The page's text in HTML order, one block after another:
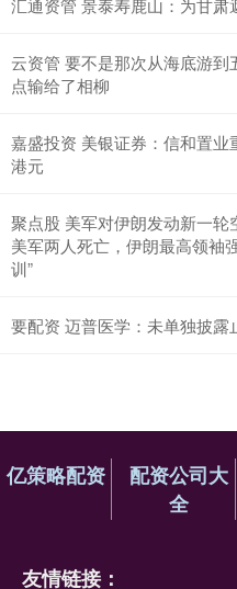
云资管 要不是那次从海底游
点输给了相柳
嘉盛投资 美银证券：信和置业
港元
聚点股 美军对伊朗发动新一轮
美军两人死亡，伊朗最高领袖
训”
要配资 迈普医学：未单独披露
亿策略配资
配资公司大
全
友情链接：